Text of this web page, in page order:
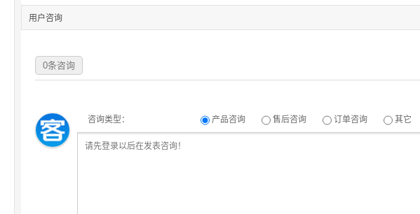
用户咨询
0条咨询
咨询类型： 产品咨询 售后咨询 订单咨询 其它